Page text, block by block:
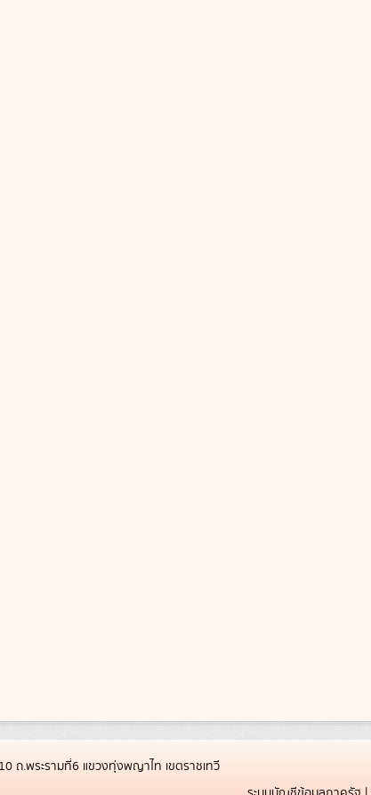
ถ.พระรามที่6 แขวงทุ่งพญาไท เขตราชเทวี